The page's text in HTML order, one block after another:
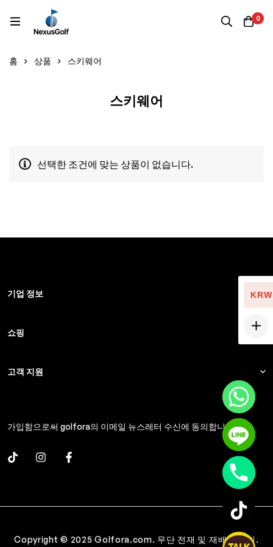
0
홈 상품 스키웨어
스키웨어
선택한 조건에 맞는 상품이 없습니다.
기업 정보
쇼핑
고객 지원
가입함으로써 golfora의 이메일 뉴스레터 수신에 동의합니다.
Copyright © 2025 Golfora.com. 무단 전재 및 재배포 금지.
KRW